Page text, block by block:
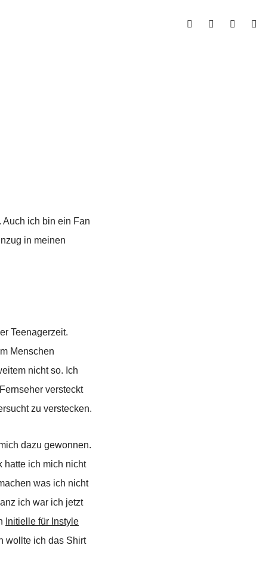
Auch ich bin ein Fan
in meinen
Teenagerzeit.
Menschen
nicht so. Ich
versteckt
zu verstecken.
dazu gewonnen.
hatte ich mich nicht
was ich nicht
ich war ich jetzt
Initielle für Instyle
wollte ich das Shirt